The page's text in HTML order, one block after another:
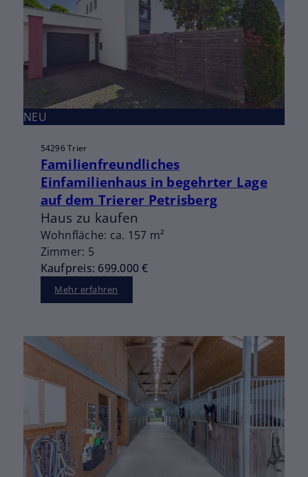
NEU
54296 Trier
Familienfreundliches
Einfamilienhaus in begehrter Lage
auf dem Trierer Petrisberg
Haus zu kaufen
Wohnfläche: ca. 157 m²
Zimmer: 5
Kaufpreis: 699.000 €
Mehr erfahren